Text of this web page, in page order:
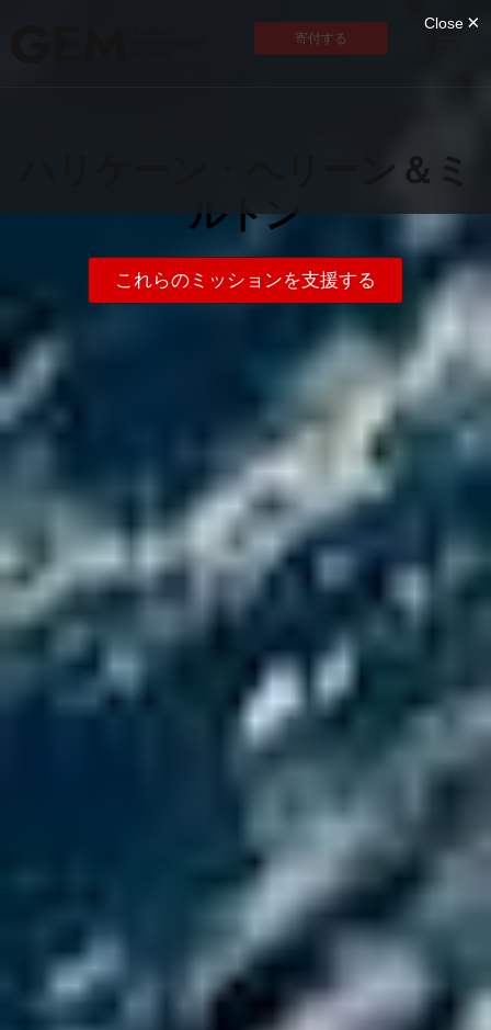
寄付する
ハリケーン・ヘリーン＆ミ
ルトン
これらのミッションを支援する